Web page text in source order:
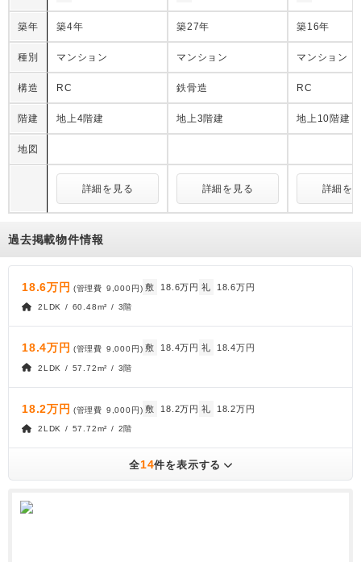
築年 築4年 築27年 築16年
種別 マンション マンション マンション
構造 RC 鉄骨造 RC
階建 地上4階建 地上3階建 地上10階建
地図
詳細を見る 詳細を見る 詳細を
過去掲載物件情報
18.6万円 (管理費 9,000円) 敷 18.6万円 礼 18.6万円
2LDK / 60.48m² / 3階
18.4万円 (管理費 9,000円 ) 敷 18.4万円 礼 18.4万円
2LDK / 57.72m² / 3階
18.2万円 (管理費 9,000円) 敷 18.2万円 礼 18.2万円
2LDK / 57.72m² / 2階
全14件を表示する